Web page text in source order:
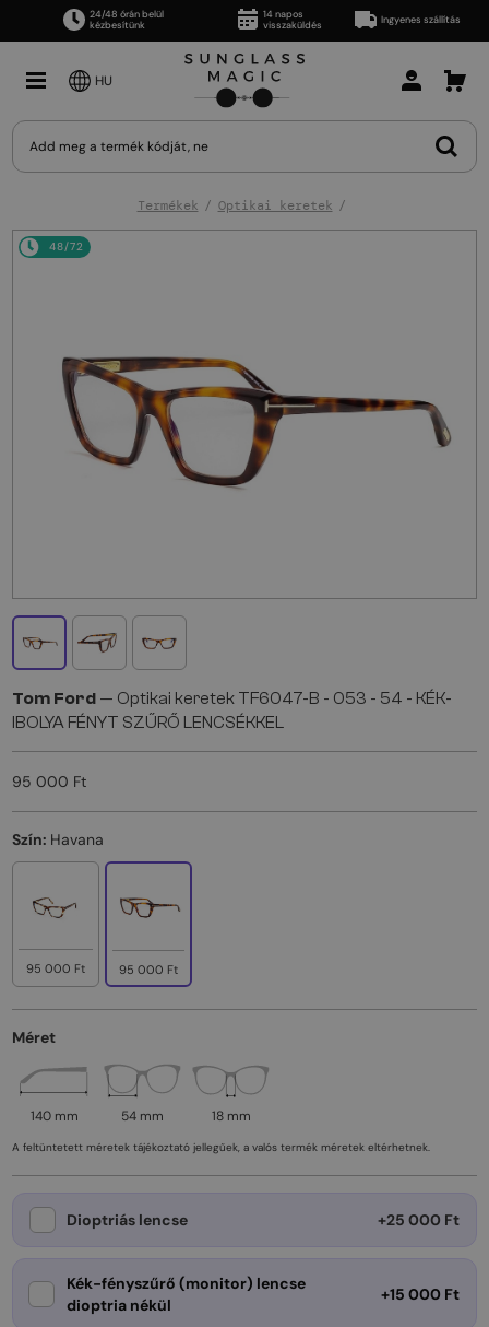
24/48 órán belül
kézbesítünk
14 napos
visszaküldés
Ingyenes szállítás
HU
Termékek Optikai keretek
48/72
Tom Ford — Optikai keretek TF6047-B - 053 - 54 - KÉK-
IBOLYA FÉNYT SZŰRŐ LENCSÉKKEL
95 000 Ft
Szín: Havana
95 000 Ft 95 000 Ft
Méret
140 mm 54 mm 18 mm
A feltüntetett méretek tájékoztató jellegűek, a valós termék méretek eltérhetnek.
Dioptriás lencse +25 000 Ft
Kék-fényszűrő (monitor) lencse
dioptria nékül
+15 000 Ft